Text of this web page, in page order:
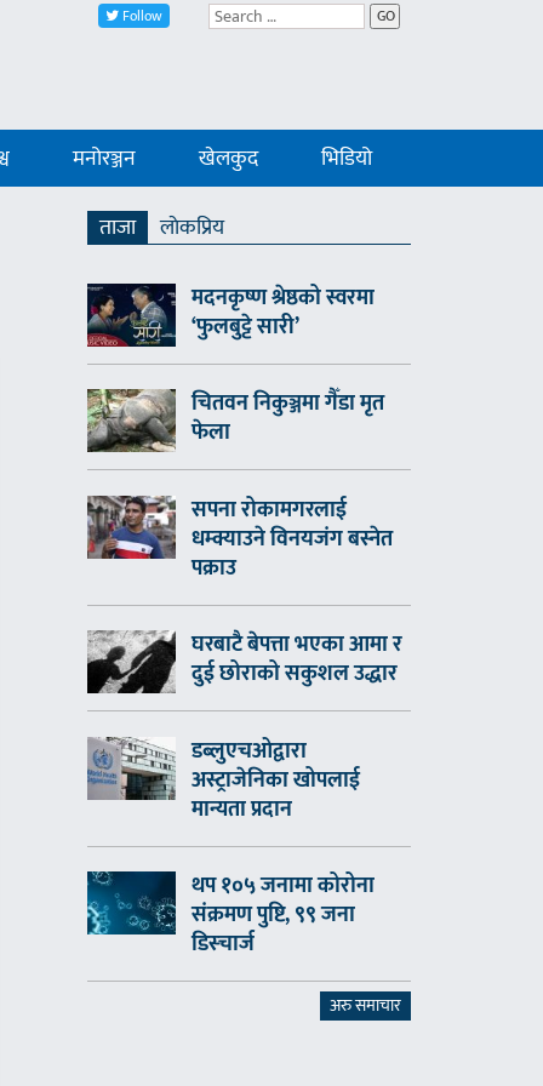
Follow GO
मनोरञ्जन खेलकुद भिडियो
ताजा
लाेकप्रिय
मदनकृष्ण श्रेष्ठको स्वरमा
‘फुलबुट्टे सारी’
चितवन निकुञ्जमा गैँडा मृत
फेला
सपना रोकामगरलाई
धम्क्याउने विनयजंग बस्नेत
पक्राउ
घरबाटै बेपत्ता भएका आमा र
दुई छोराको सकुशल उद्धार
डब्लुएचओद्वारा
अस्ट्राजेनिका खोपलाई
मान्यता प्रदान
थप १०५ जनामा कोरोना
संक्रमण पुष्टि, ९९ जना
डिस्चार्ज
अरु समाचार